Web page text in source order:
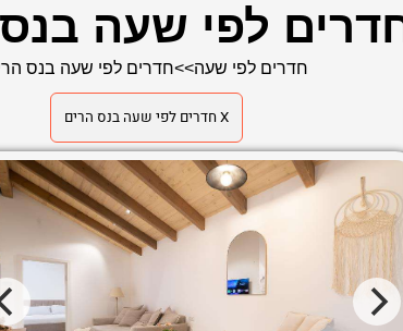
לפי שעה
חדרים לפי שעה>>חדרים לפי שעה בנס
X חדרים לפי שעה בנס הרים